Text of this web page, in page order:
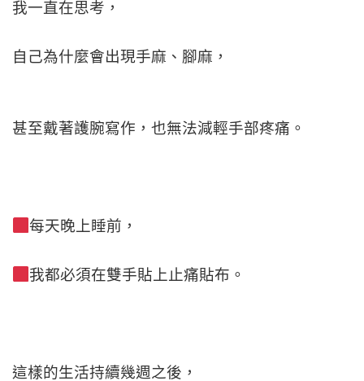
我一直在思考，
自己為什麼會出現手麻、腳麻，
甚至戴著護腕寫作， 也無法減輕手部疼痛。
每天晚上睡前，
我都必須在雙手貼上止痛貼布。
這樣的生活持續幾週之後，